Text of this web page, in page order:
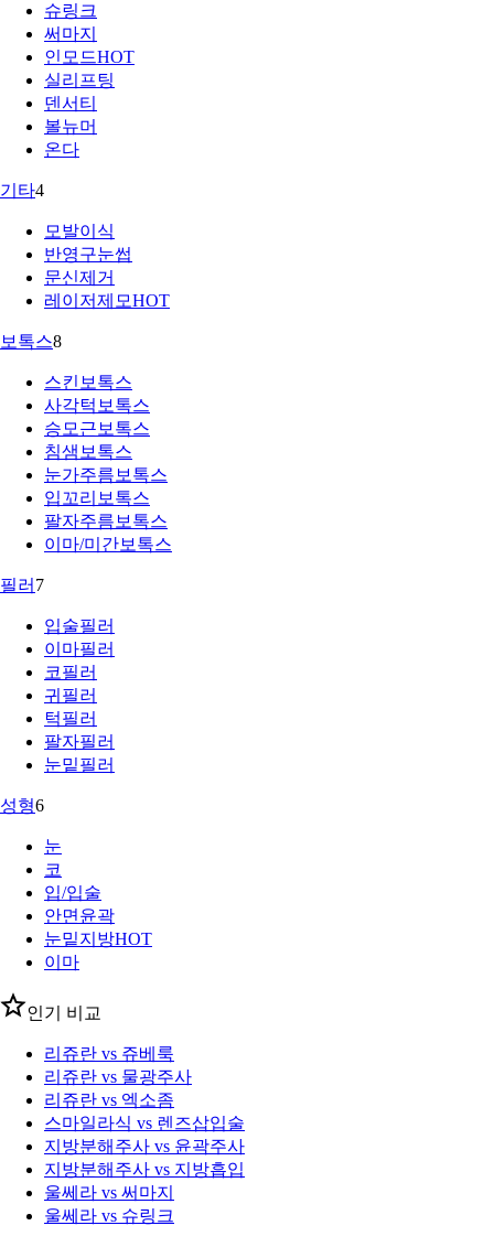
슈링크
써마지
인모드HOT
실리프팅
덴서티
볼뉴머
온다
기타4
모발이식
반영구눈썹
문신제거
레이저제모HOT
보톡스8
스킨보톡스
사각턱보톡스
승모근보톡스
침샘보톡스
눈가주름보톡스
입꼬리보톡스
팔자주름보톡스
이마/미간보톡스
필러 7
입술필러
이마필러
코필러
귀필러
턱필러
팔자필러
눈밑필러
성형6
눈
코
입/입술
안면윤곽
눈밑지방HOT
이마
인기 비교
리쥬란 vs 쥬베룩
리쥬란 vs 물광주사
리쥬란 vs 엑소좀
스마일라식 vs 렌즈삽입술
지방분해주사 vs 윤곽주사
지방분해주사 vs 지방흡입
울쎄라 vs 써마지
울쎄라 vs 슈링크